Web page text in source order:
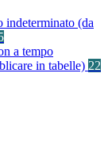
indeterminato (da
a tempo
in tabelle) 22